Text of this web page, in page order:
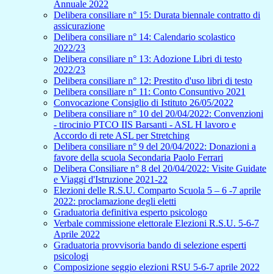
Annuale 2022
Delibera consiliare n° 15: Durata biennale contratto di
assicurazione
Delibera consiliare n° 14: Calendario scolastico
2022/23
Delibera consiliare n° 13: Adozione Libri di testo
2022/23
Delibera consiliare n° 12: Prestito d'uso libri di testo
Delibera consiliare n° 11: Conto Consuntivo 2021
Convocazione Consiglio di Istituto 26/05/2022
Delibera consiliare n° 10 del 20/04/2022: Convenzioni
- tirocinio PTCO IIS Barsanti - ASL H lavoro e
Accordo di rete ASL per Stretching
Delibera consiliare n° 9 del 20/04/2022: Donazioni a
favore della scuola Secondaria Paolo Ferrari
Delibera Consiliare n° 8 del 20/04/2022: Visite Guidate
e Viaggi d'Istruzione 2021-22
Elezioni delle R.S.U. Comparto Scuola 5 – 6 -7 aprile
2022: proclamazione degli eletti
Graduatoria definitiva esperto psicologo
Verbale commissione elettorale Elezioni R.S.U. 5-6-7
Aprile 2022
Graduatoria provvisoria bando di selezione esperti
psicologi
Composizione seggio elezioni RSU 5-6-7 aprile 2022